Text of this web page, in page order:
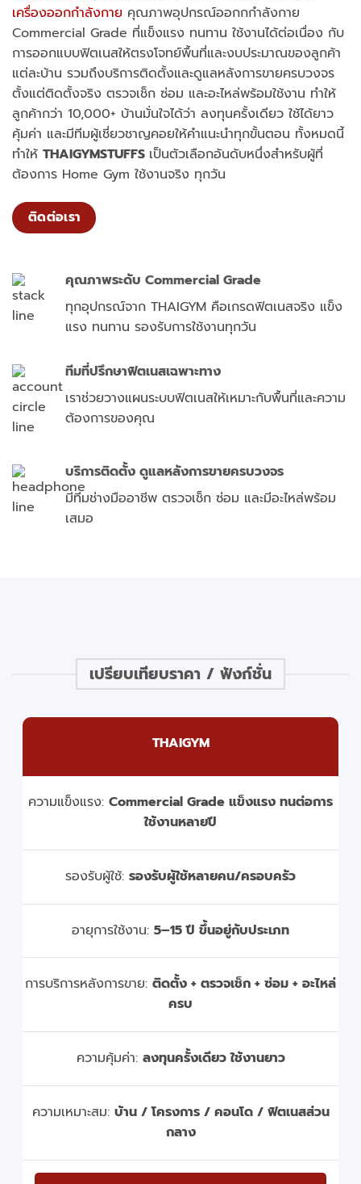
เครื่องออกกำลังกาย คุณภาพอุปกรณ์ออกกกำลังกาย
Commercial Grade ที่แข็งแรง ทนทาน ใช้งานได้ต่อเนื่อง กับ
การออกแบบฟิตเนสให้ตรงโจทย์พื้นที่และงบประมาณของลูกค้า
แต่ละบ้าน รวมถึงบริการติดตั้งและดูแลหลังการขายครบวงจร
ตั้งแต่ติดตั้งจริง ตรวจเช็ก ซ่อม และอะไหล่พร้อมใช้งาน ทำให้
ลูกค้ากว่า 10,000+ บ้านมั่นใจได้ว่า ลงทุนครั้งเดียว ใช้ได้ยาว
คุ้มค่า และมีทีมผู้เชี่ยวชาญคอยให้คำแนะนำทุกขั้นตอน ทั้งหมดนี้
ทำให้ THAIGYMSTUFFS เป็นตัวเลือกอันดับหนึ่งสำหรับผู้ที่
ต้องการ Home Gym ใช้งานจริง ทุกวัน
ติดต่อเรา
คุณภาพระดับ Commercial Grade
ทุกอุปกรณ์จาก THAIGYM คือเกรดฟิตเนสจริง แข็ง
แรง ทนทาน รองรับการใช้งานทุกวัน
ทีมที่ปรึกษาฟิตเนสเฉพาะทาง
เราช่วยวางแผนระบบฟิตเนสให้เหมาะกับพื้นที่และความ
ต้องการของคุณ
บริการติดตั้ง ดูแลหลังการขายครบวงจร
มีทีมช่างมืออาชีพ ตรวจเช็ก ซ่อม และมีอะไหล่พร้อม
เสมอ
เปรียบเทียบราคา / ฟังก์ชั่น
THAIGYM
ความแข็งแรง: Commercial Grade แข็งแรง ทนต่อการ
ใช้งานหลายปี
รองรับผู้ใช้: รองรับผู้ใช้หลายคน/ครอบครัว
อายุการใช้งาน: 5–15 ปี ขึ้นอยู่กับประเภท
การบริการหลังการขาย: ติดตั้ง + ตรวจเช็ก + ซ่อม + อะไหล่
ครบ
ความคุ้มค่า: ลงทุนครั้งเดียว ใช้งานยาว
ความเหมาะสม: บ้าน / โครงการ / คอนโด / ฟิตเนสส่วน
กลาง